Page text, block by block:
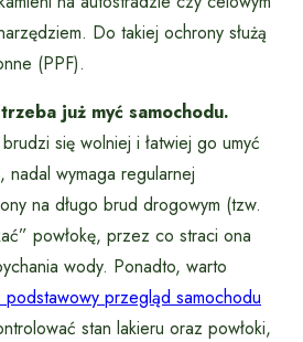
Do takiej ochrony służą
(PPF).
już myć samochodu.
się wolniej i łatwiej go umyć
wymaga regularnej
na długo brud drogowym (tzw.
powłokę, przez co straci ona
wody. Ponadto, warto
podstawowy przegląd samochodu
stan lakieru oraz powłoki,